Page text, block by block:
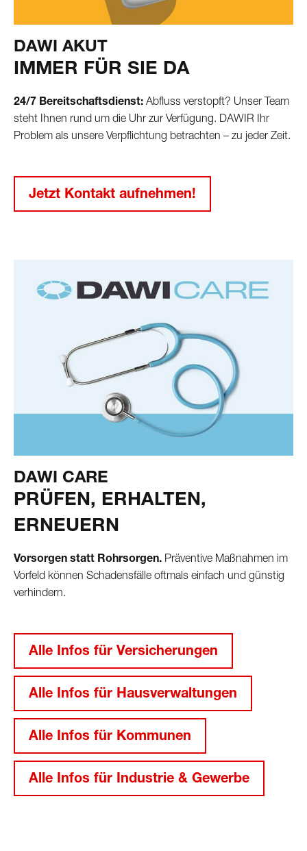
DAWI AKUT
IMMER FÜR SIE DA
24/7 Bereitschaftsdienst: Abfluss verstopft? Unser Team
steht Ihnen rund um die Uhr zur Verfügung. DAWIR Ihr
Problem als unsere Verpflichtung betrachten – zu jeder Zeit.
Jetzt Kontakt aufnehmen!
DAWI CARE
PRÜFEN, ERHALTEN,
ERNEUERN
Vorsorgen statt Rohrsorgen. Präventive Maßnahmen im
Vorfeld können Schadensfälle oftmals einfach und günstig
verhindern.
Alle Infos für Versicherungen
Alle Infos für Hausverwaltungen
Alle Infos für Kommunen
Alle Infos für Industrie & Gewerbe